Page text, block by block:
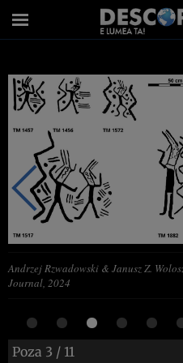
Andrzej Rzwadowski & Janusz Z.
Journal, 2024
Poza 3 / 11